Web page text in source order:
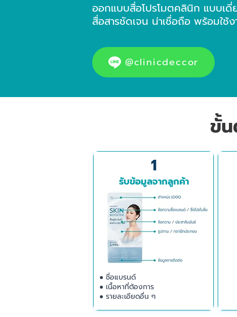
ออกแบบสื่อโปรโมตคลินิก แบบเดี่
สื่อสารชัดเจน น่าเชื่อถือ พร้อมใช้
@clinicdeccor
ขั้
1
รับข้อมูลจากลูกค้า
● ชื่อแบรนด์
● เนื้อหาที่ต้องการ
● รายละเอียดอื่น ๆ